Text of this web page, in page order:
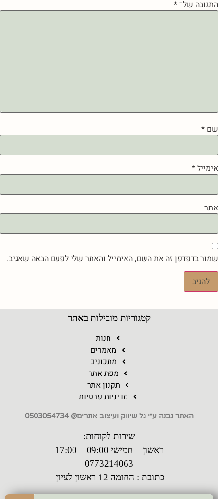
התגובה שלך*
שם *
אימייל*
אתר
שמור בדפדפן זה את השם, האימייל והאתר שלי לפעם הבאה שאגיב.
קטגוריות מובילות באתר
חנות
מאמרים
מתכונים
מפת אתר
תקנון אתר
מדיניות פרטיות
האתר נבנה ע״י גל שיווק ועיצוב אתרים@ 0503054734
שירות לקוחות:
ראשון – חמישי 09:00 – 17:00
0773214063
כתובת : החומה 12 ראשון לציון